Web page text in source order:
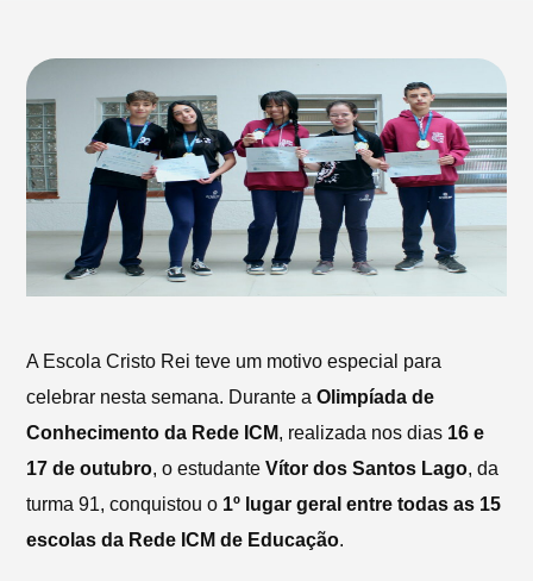
A Escola Cristo Rei teve um motivo especial para
celebrar nesta semana. Durante aOlimpíada de
Conhecimento da Rede ICM, realizada nos dias 16 e
17 de outubro, o estudanteVítor dos Santos Lago, da
turma91, conquistou o 1º lugar geral entre todas as 15
escolas da Rede ICM de Educação.